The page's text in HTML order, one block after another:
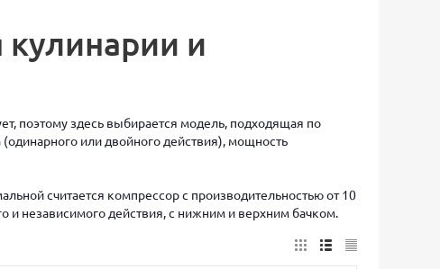
и
поэтому здесь выбирается модель, подходящая по
или двойного действия), мощность
считается компрессор с производительностью от 10
и независимого действия, с нижним и верхним бачком.